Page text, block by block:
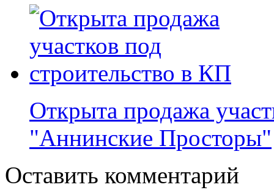
Открыта продажа
"Аннинские Просторы"
Оставить комментарий